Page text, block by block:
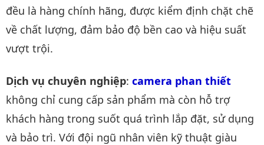
đều là hàng chính hãng, được kiểm định chặt chẽ
về chất lượng, đảm bảo độ bền cao và hiệu suất
vượt trội.
Dịch vụ chuyên nghiệp: camera phan thiết
không chỉ cung cấp sản phẩm mà còn hỗ trợ
khách hàng trong suốt quá trình lắp đặt, sử dụng
và bảo trì. Với đội ngũ nhân viên kỹ thuật giàu